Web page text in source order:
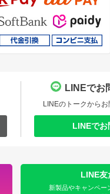
LINEでお
LINEのトークからお
LINEでお
LINE友
新製品やキャンペー